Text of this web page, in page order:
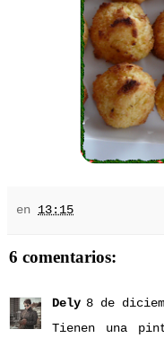
en 13:15
6 comentarios:
Dely 8 de
Tienen una